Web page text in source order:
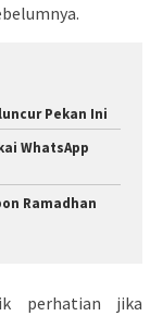
Pekan Ini
WhatsApp
Ramadhan
perhatian jika